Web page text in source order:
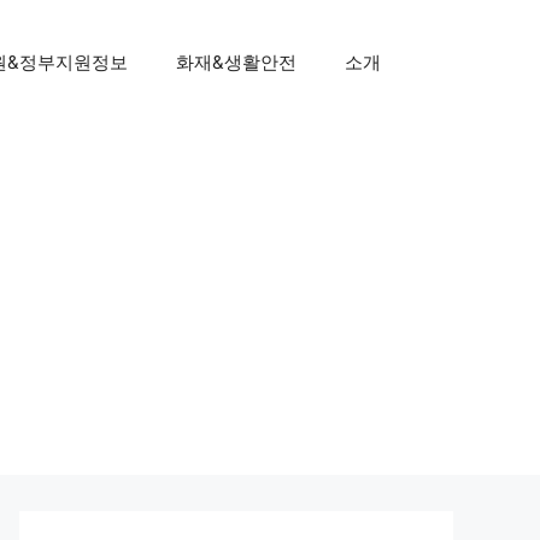
&정부지원정보 화재&생활안전 소개